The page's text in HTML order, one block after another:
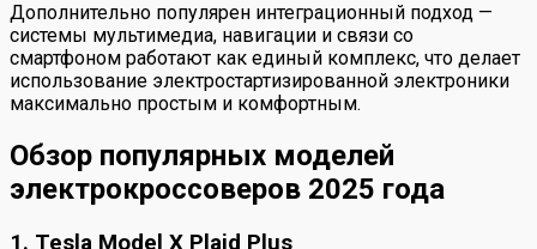
Дополнительно популярен интеграционный подход —
системы мультимедиа, навигации и связи со
смартфоном работают как единый комплекс, что делает
использование электростартизированной электроники
максимально простым и комфортным.
Обзор популярных моделей
электрокроссоверов 2025 года
1. Tesla Model X Plaid Plus